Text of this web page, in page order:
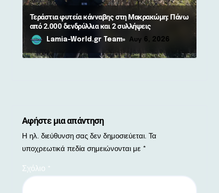
Τεράστια φυτεία κάνναβης στη Μακρακώμη: Πάνω
από 2.000 δενδρύλλια και 2 συλλήψεις
Lamia-World.gr Team Αυγ 6, 2026
Αφήστε μια απάντηση
Η ηλ. διεύθυνση σας δεν δημοσιεύεται. Τα
υποχρεωτικά πεδία σημειώνονται με *
Σχόλιο *